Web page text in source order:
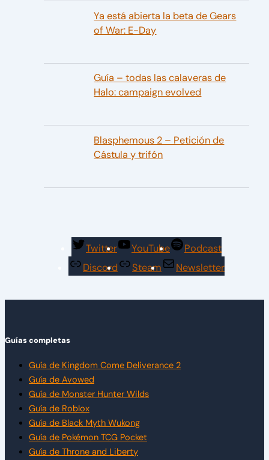
Ya está abierta la beta de Gears
of War: E-Day
Guía – todas las calaveras de
Halo: campaign evolved
Blasphemous 2 – Petición de
Cástula y trifón
Twitter YouTube
Podcast
Discord
Steam Newsletter
Guías completas
Guía de Kingdom Come Deliverance 2
Guía de Avowed
Guía de Monster Hunter Wilds
Guía de Roblox
Guía de Black Myth Wukong
Guía de Pokémon TCG Pocket
Guía de Throne and Liberty